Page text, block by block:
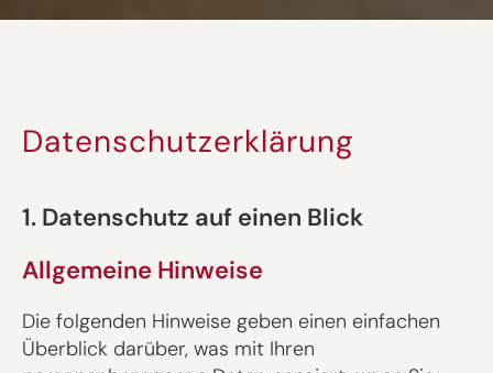
Datenschutzerklärung
1. Datenschutz auf einen Blick
Allgemeine Hinweise
Die folgenden Hinweise geben einen einfachen
Überblick darüber, was mit Ihren